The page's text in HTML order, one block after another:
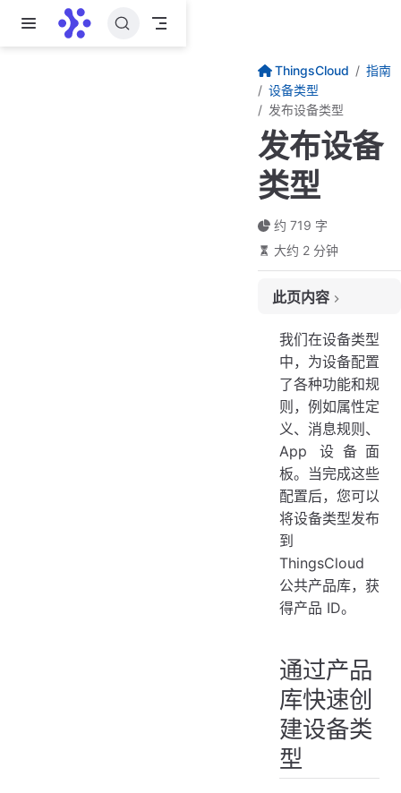
跳至主要內容
ThingsCloud
指南
设备类型
发布设备类型
发布设备
类型
约 719 字
大约 2 分钟
此页内容
为什么要发布设备类型？
发布设备类型后便会公开吗？
如何发布设备类型？
如何更新产品库？
如何撤回已发布的设备类型？
我们在设备类型
中，为设备配置
了各种功能和规
则，例如属性定
义、消息规则、
App 设备面
板。当完成这些
配置后，您可以
将设备类型发布
到
ThingsCloud
公共产品库，获
得产品 ID。
通过产品
库快速创
建设备类
型